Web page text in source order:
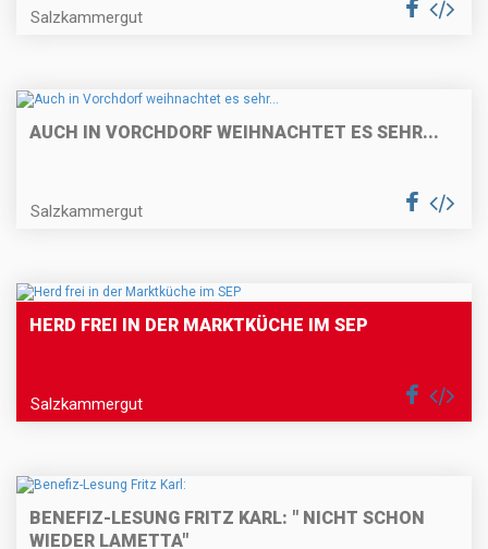
Salzkammergut
AUCH IN VORCHDORF WEIHNACHTET ES SEHR...
Salzkammergut
HERD FREI IN DER MARKTKÜCHE IM SEP
Salzkammergut
BENEFIZ-LESUNG FRITZ KARL: " NICHT SCHON
WIEDER LAMETTA"